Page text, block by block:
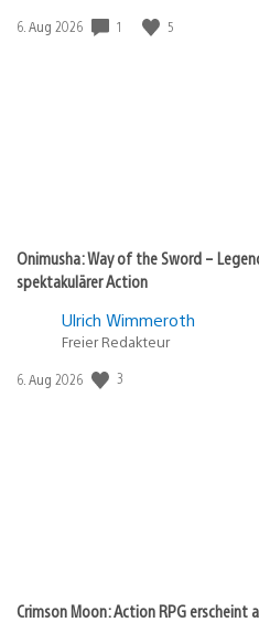
Veröffentlichungsdatum:
6. Aug 2026 1 5
Onimusha: Way of the Sword –
spektakulärer Action
Ulrich Wimmeroth
Freier Redakteur
Veröffentlichungsdatum:
6. Aug 2026 3
Crimson Moon: Action RPG erscheint